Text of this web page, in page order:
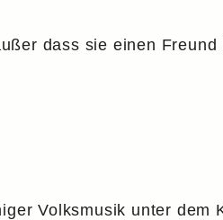
dass sie einen
Volksmusik unter dem